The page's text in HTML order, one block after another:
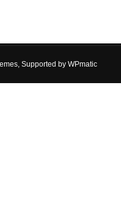
, Supported by WPmatic